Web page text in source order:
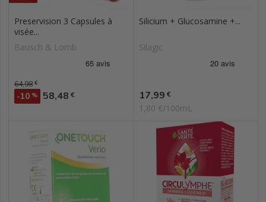
Preservision 3 Capsules à
visée...
Bausch & Lomb
Prix de base
64,98 €
-10 % Prix
58,48 €
Silicium + Glucosamine +...
Silagic
Prix
17,99 €
1,80 €/100mL